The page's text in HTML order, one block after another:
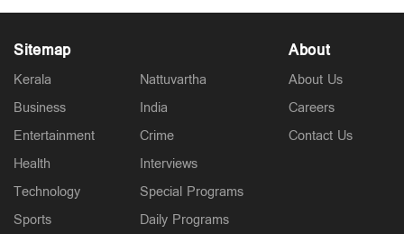
Sitemap
Kerala
Business
Entertainment
Health
Technology
Sports
Nattuvartha
India
Crime
Interviews
Special Programs
Daily Programs
About
About Us
Careers
Contact Us